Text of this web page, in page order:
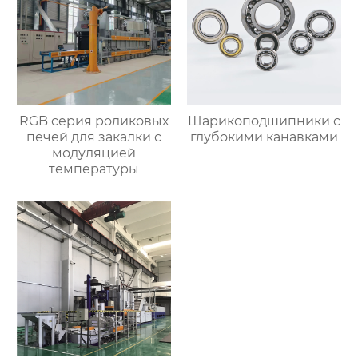
RGB серия роликовых
печей для закалки с
модуляцией
температуры
Шарикоподшипники с
глубокими канавками